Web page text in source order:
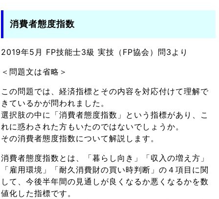
消費者態度指数
2019年5月 FP技能士3級 実技（FP協会）問3より
＜問題文は省略＞
この問題では、経済指標とその内容を対応付けて理解で
きているかが問われました。
選択肢の中に「消費者態度指数」という指標があり、こ
れに惑わされた方もいたのではないでしょうか。
その消費者態度指数について解説します。
消費者態度指数とは、「暮らし向き」「収入の増え方」
「雇用環境」「耐久消費財の買い時判断」の４項目に関
して、今後半年間の見通しが良くなるか悪くなるかを数
値化した指標です。